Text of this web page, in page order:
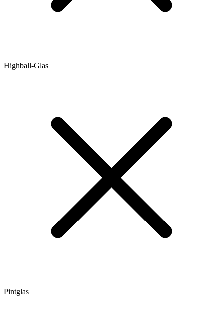
Highball-Glas
Pintglas